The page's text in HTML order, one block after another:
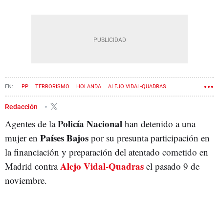
PP TERRORISMO HOLANDA ALEJO VIDAL-QUADRAS
Redacción
Agentes de laPolicía Nacional han detenido a una
mujer en Países Bajos por su presunta participación en
la financiación y preparación del atentado cometido en
Madrid contraAlejo Vidal-Quadras el pasado 9 de
noviembre.